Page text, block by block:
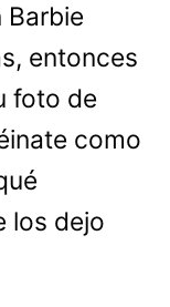
Barbie
entonces
foto de
como
los dejo